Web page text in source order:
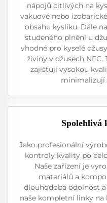
nápojů citlivých na
vakuové nebo
obsahu kyslíku. Dále
studeného plnění u
vhodné pro kyselé
živiny v džusech
zajišťují vysokou
minimalizují
Spolehlivá
Jako profesionální
kontroly kvality po
Naše zařízení je
materiálů a
dlouhodobá odolnost
naše kompletní linky na